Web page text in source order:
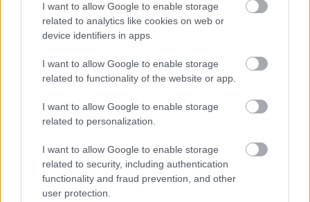
I want to allow Google to enable storage
related to analytics like cookies on web or
device identifiers in apps.
I want to allow Google to enable storage
related to functionality of the website or app.
I want to allow Google to enable storage
related to personalization.
I want to allow Google to enable storage
related to security, including authentication
functionality and fraud prevention, and other
user protection.
Deti už odrástli, tak si rodičia vytvorili dom